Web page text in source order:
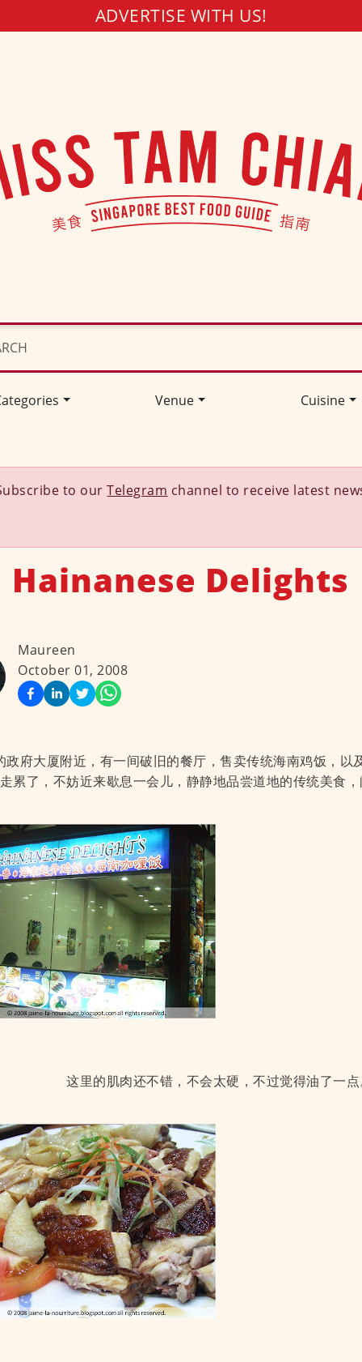
ADVERTISE WITH US!
Venue Cuisine
to ourTelegram channel to receive latest
Hainanese Delights
Maureen
October 01, 2008
政府大厦附近，有一间破旧的餐厅，售卖传统海南鸡饭，以
累了，不妨近来歇息一会儿，静静地品尝道地的传统美食
这里的肌肉还不错，不会太硬，不过觉得油了一